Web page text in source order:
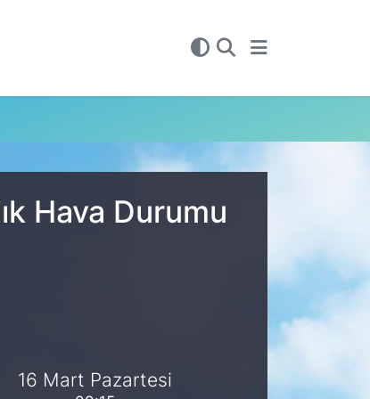
Hava Durumu
16 Mart Pazartesi